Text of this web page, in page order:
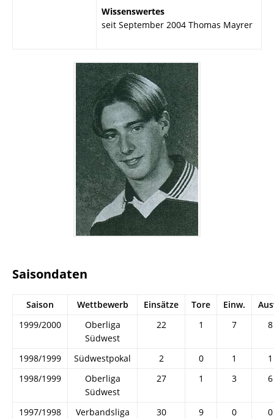
Wissenswertes
seit September 2004 Thomas Mayrer
Saisondaten
Saison Wettbewerb Einsätze Tore Einw.
1999/2000
Oberliga
Südwest
22 1 7 8
1998/1999 Südwestpokal 2 0 1
1
1998/1999
Oberliga
Südwest
27 1 3 6
1997/1998
Verbandsliga
30 9 0 0